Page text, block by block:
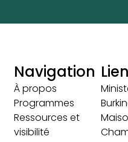
Navigation
À propos
Programmes
Ressources et
visibilité